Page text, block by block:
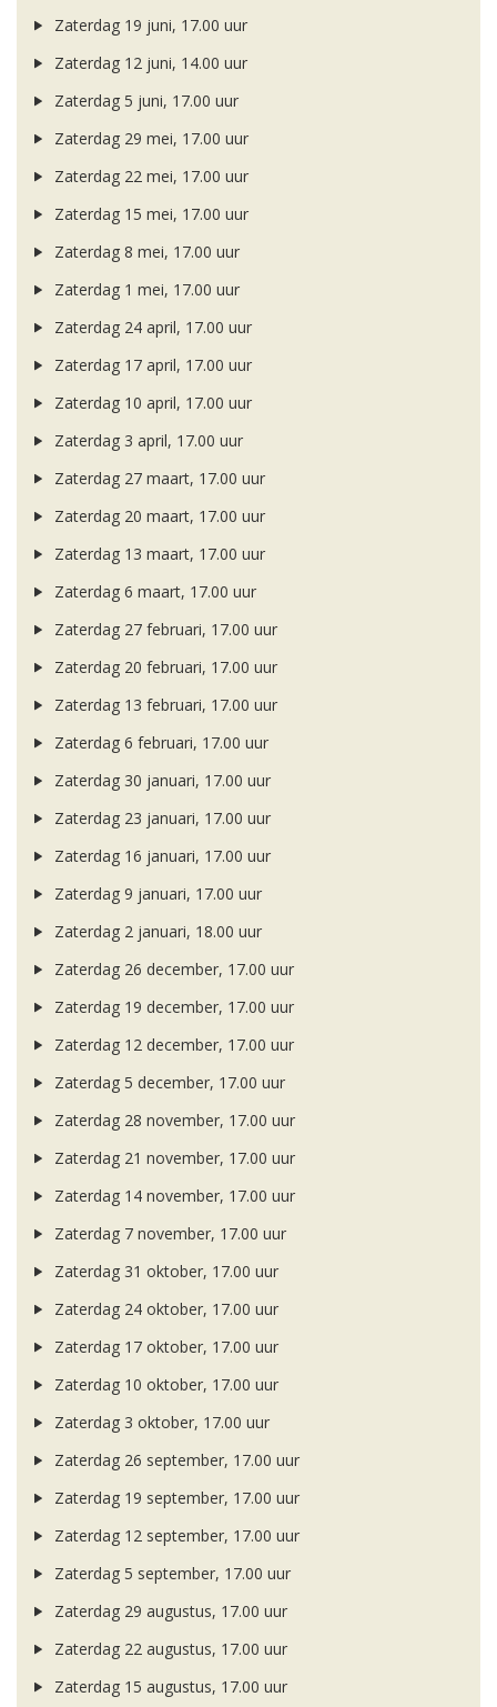
Zaterdag 19 juni, 17.00 uur
Zaterdag 12 juni, 14.00 uur
Zaterdag 5 juni, 17.00 uur
Zaterdag 29 mei, 17.00 uur
Zaterdag 22 mei, 17.00 uur
Zaterdag 15 mei, 17.00 uur
Zaterdag 8 mei, 17.00 uur
Zaterdag 1 mei, 17.00 uur
Zaterdag 24 april, 17.00 uur
Zaterdag 17 april, 17.00 uur
Zaterdag 10 april, 17.00 uur
Zaterdag 3 april, 17.00 uur
Zaterdag 27 maart, 17.00 uur
Zaterdag 20 maart, 17.00 uur
Zaterdag 13 maart, 17.00 uur
Zaterdag 6 maart, 17.00 uur
Zaterdag 27 februari, 17.00 uur
Zaterdag 20 februari, 17.00 uur
Zaterdag 13 februari, 17.00 uur
Zaterdag 6 februari, 17.00 uur
Zaterdag 30 januari, 17.00 uur
Zaterdag 23 januari, 17.00 uur
Zaterdag 16 januari, 17.00 uur
Zaterdag 9 januari, 17.00 uur
Zaterdag 2 januari, 18.00 uur
Zaterdag 26 december, 17.00 uur
Zaterdag 19 december, 17.00 uur
Zaterdag 12 december, 17.00 uur
Zaterdag 5 december, 17.00 uur
Zaterdag 28 november, 17.00 uur
Zaterdag 21 november, 17.00 uur
Zaterdag 14 november, 17.00 uur
Zaterdag 7 november, 17.00 uur
Zaterdag 31 oktober, 17.00 uur
Zaterdag 24 oktober, 17.00 uur
Zaterdag 17 oktober, 17.00 uur
Zaterdag 10 oktober, 17.00 uur
Zaterdag 3 oktober, 17.00 uur
Zaterdag 26 september, 17.00 uur
Zaterdag 19 september, 17.00 uur
Zaterdag 12 september, 17.00 uur
Zaterdag 5 september, 17.00 uur
Zaterdag 29 augustus, 17.00 uur
Zaterdag 22 augustus, 17.00 uur
Zaterdag 15 augustus, 17.00 uur